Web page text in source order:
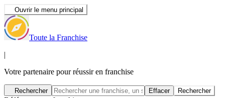
Ouvrir le menu principal
Toute la Franchise
|
Votre partenaire pour réussir en franchise
Rechercher Effacer Rechercher